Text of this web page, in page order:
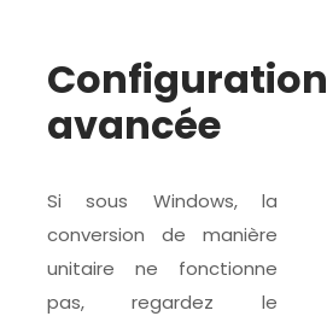
Configuration
avancée
Si sous Windows, la
conversion de manière
unitaire ne fonctionne
pas, regardez le